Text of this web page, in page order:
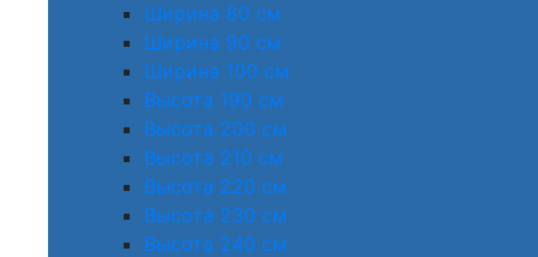
Ширина 80 см
Ширина 90 см
Ширина 100 см
Высота 190 см
Высота 200 см
Высота 210 см
Высота 220 см
Высота 230 см
Высота 240 см